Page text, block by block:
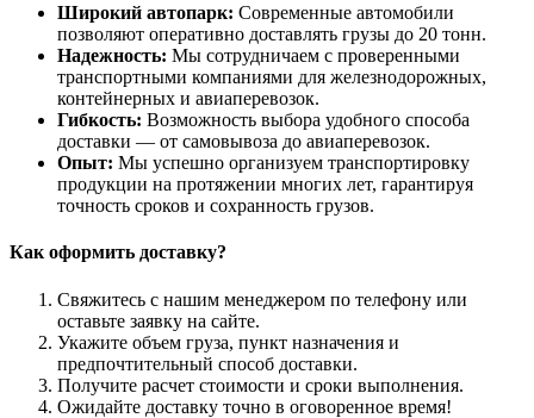
Широкий автопарк: Современные автомобили
позволяют оперативно доставлять грузы до 20 тонн.
Надежность: Мы сотрудничаем с проверенными
транспортными компаниями для железнодорожных,
контейнерных и авиаперевозок.
Гибкость: Возможность выбора удобного способа
доставки — от самовывоза до авиаперевозок.
Опыт: Мы успешно организуем транспортировку
продукции на протяжении многих лет, гарантируя
точность сроков и сохранность грузов.
Как оформить доставку?
Свяжитесь с нашим менеджером по телефону или
оставьте заявку на сайте.
Укажите объем груза, пункт назначения и
предпочтительный способ доставки.
Получите расчет стоимости и сроки выполнения.
Ожидайте доставку точно в оговоренное время!